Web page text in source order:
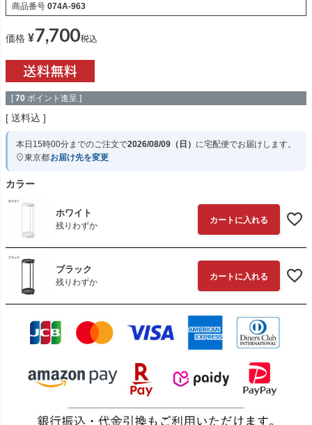
商品番号 074A-963
価格 ¥7,700税込
[ 70 ポイント進呈 ]
送料込
本日 15時00分までのご注文で2026/08/09（日） に宅配便でお届けします。
東京都お届け先を変更
カラー
ホワイト
残りわずか
カートに入れる
ブラック
残りわずか
カートに入れる